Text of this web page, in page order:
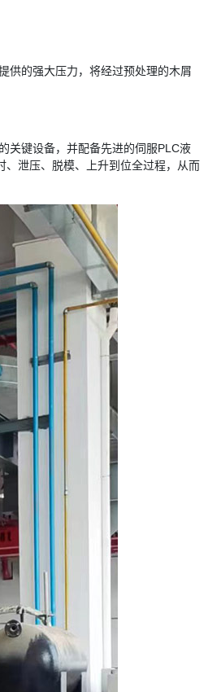
供的强大压力，将经过预处理的木屑
关键设备，并配备先进的伺服PLC液
泄压、脱模、上升到位全过程，从而